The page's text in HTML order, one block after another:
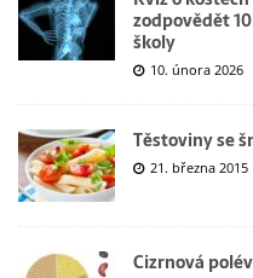
zodpovědět
školy
10. února 2026
Těstoviny se
21. března 2015
Cizrnová